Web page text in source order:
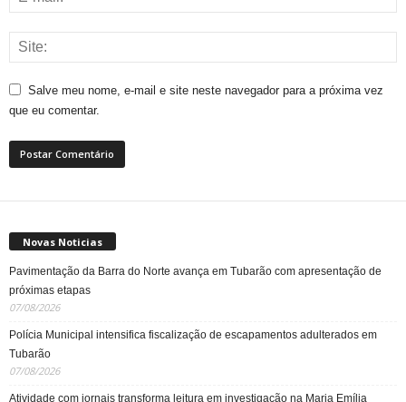
Salve meu nome, e-mail e site neste navegador para a próxima vez
que eu comentar.
Novas Noticias
Pavimentação da Barra do Norte avança em Tubarão com apresentação de
próximas etapas
07/08/2026
Polícia Municipal intensifica fiscalização de escapamentos adulterados em
Tubarão
07/08/2026
Atividade com jornais transforma leitura em investigação na Maria Emília